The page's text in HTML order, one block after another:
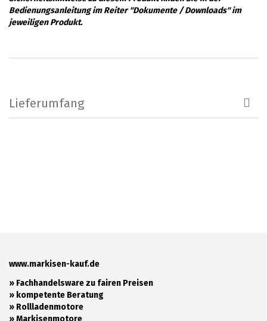
Bedienungsanleitung im Reiter "Dokumente / Downloads" im
jeweiligen Produkt.
Lieferumfang
www.markisen-kauf.de
» Fachhandelsware zu fairen Preisen
» kompetente Beratung
» Rollladenmotore
»Markisenmotore